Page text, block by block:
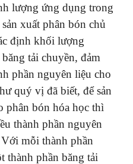
lượng ứng dụng trong
xuất phân bón chủ
định khối lượng
tải chuyền, đảm
phần nguyên liệu cho
quý vị đã biết, để sản
phân bón hóa học thì
thành phần nguyên
mỗi thành phần
thành phần băng tải